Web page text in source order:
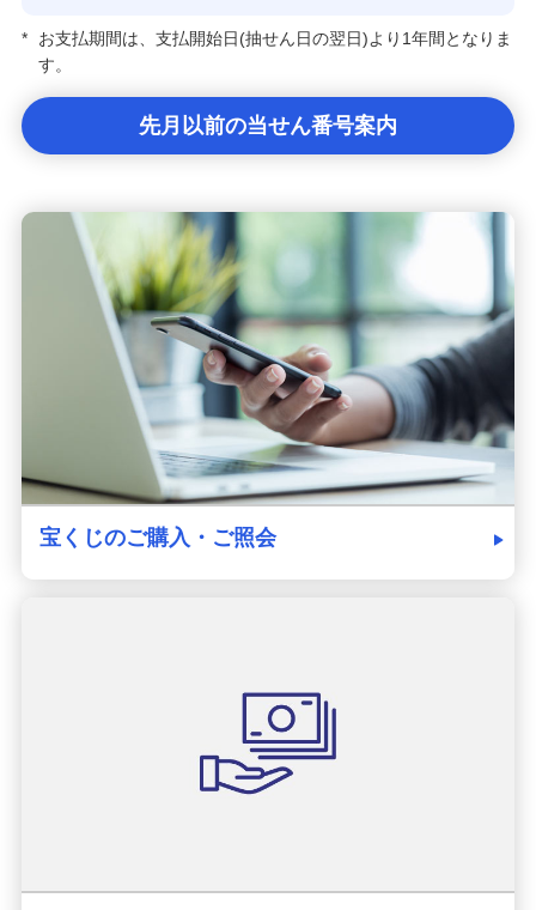
*
お支払期間は、支払開始日(抽せん日の翌日)より1年間となりま
す。
先月以前の当せん番号案内
宝くじのご購入・ご照会